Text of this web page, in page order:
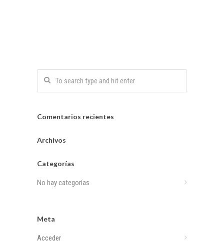
Comentarios recientes
Archivos
Categorías
No hay categorías
Meta
Acceder